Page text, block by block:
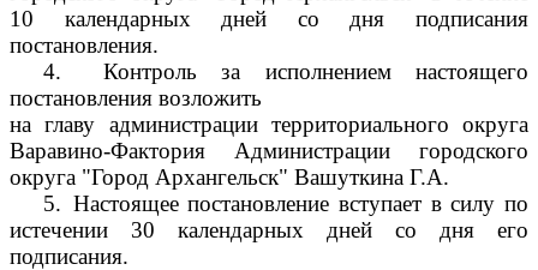
10 календарных дней со дня подписания
постановления.
4.
Контроль за исполнением настоящего
постановления возложить
на главу администрации территориального округа
Варавино-Фактория Администрации городского
округа "Город Архангельск" Вашуткина Г.А.
5. Настоящее постановление вступает в силу по
истечении 30 календарных дней со дня его
подписания.